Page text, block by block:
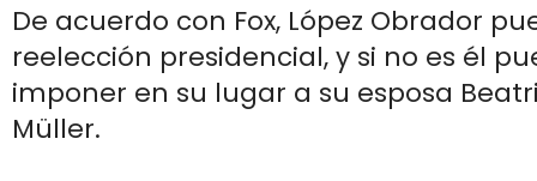
De acuerdo con Fox, López Obrador
reelección presidencial, y si no es él
imponer en su lugar a su esposa
Müller.